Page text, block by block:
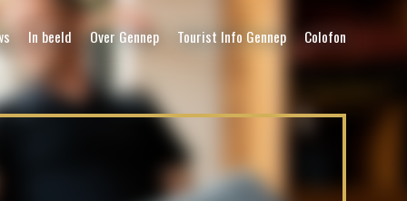
In beeld Over Gennep Tourist Info Gennep Colofon